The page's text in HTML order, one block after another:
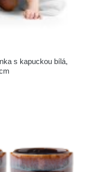
s kapuckou bílá,